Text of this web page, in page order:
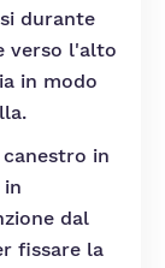
durante
verso l'alto
in modo
in
in
dal
fissare la